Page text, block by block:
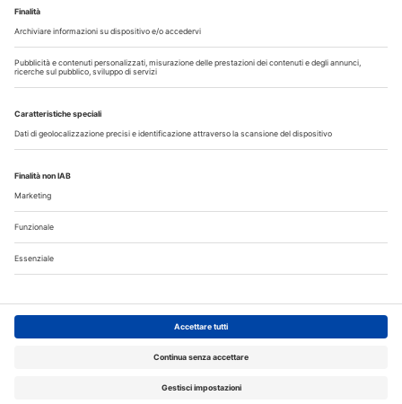
Copyright © 2026 - All Rights Reserved
Autori
Contattaci
Note legali
Cerca nel sito